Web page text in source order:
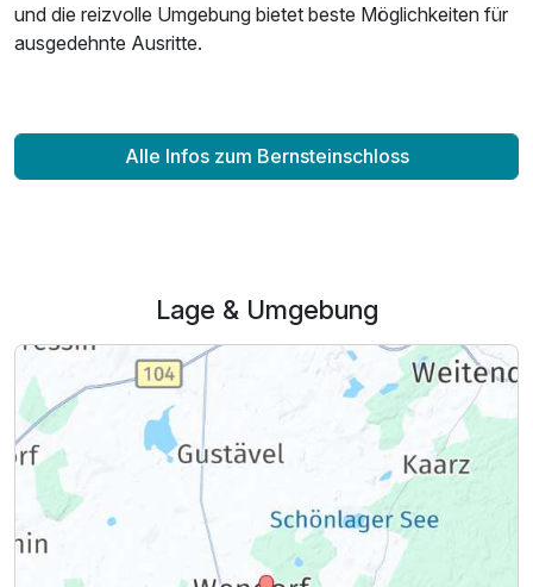
und die reizvolle Umgebung bietet beste Möglichkeiten für
ausgedehnte Ausritte.
Alle Infos zum Bernsteinschloss
Lage & Umgebung